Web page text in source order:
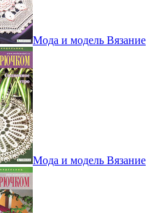
Мода и модель Вязание
Мода и модель Вязание